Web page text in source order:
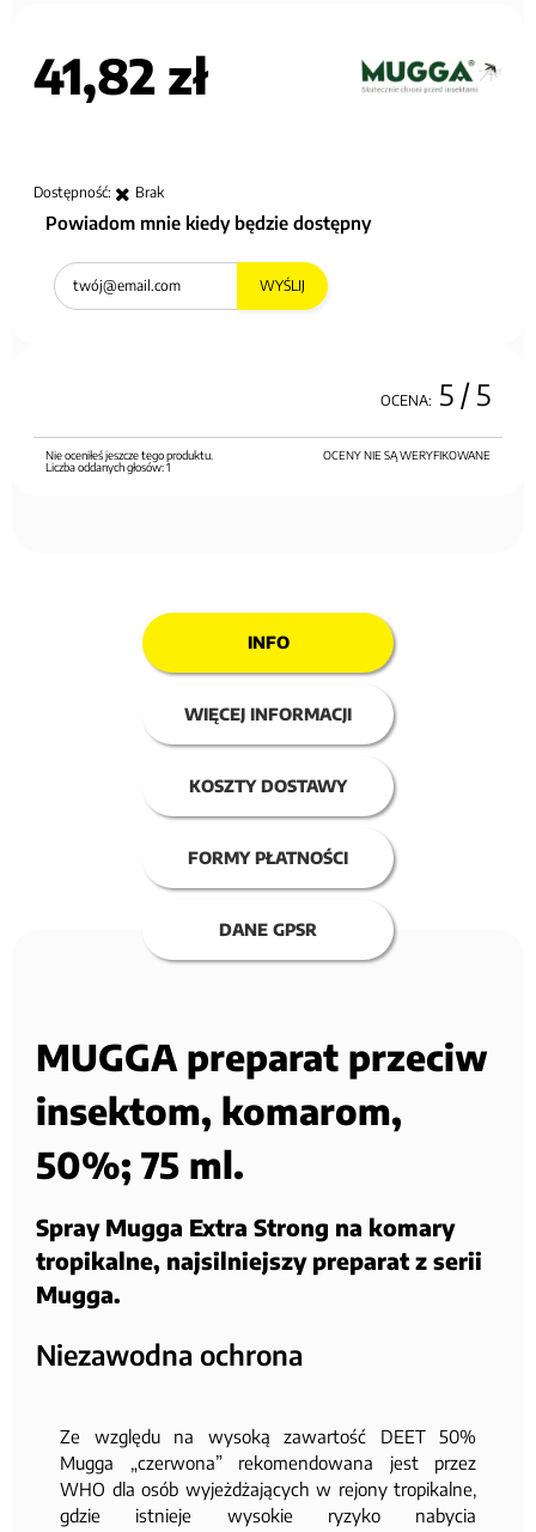
41,82 zł
Dostępność: Brak
Powiadom mnie kiedy będzie dostępny
WYŚLIJ
OCENA: 5 / 5
OCENY NIE SĄ WERYFIKOWANE
Nie oceniłeś jeszcze tego produktu.
Liczba oddanych głosów:1
INFO
WIĘCEJ INFORMACJI
KOSZTY DOSTAWY
FORMY PŁATNOŚCI
DANE GPSR
MUGGA preparat przeciw
insektom, komarom,
50%; 75 ml.
Spray Mugga Extra Strong na komary
tropikalne, najsilniejszy preparat z serii
Mugga.
Niezawodna ochrona
Ze względu na wysoką zawartość DEET 50%
Mugga „czerwona” rekomendowana jest przez
WHO dla osób wyjeżdżających w rejony tropikalne,
gdzie istnieje wysokie ryzyko nabycia